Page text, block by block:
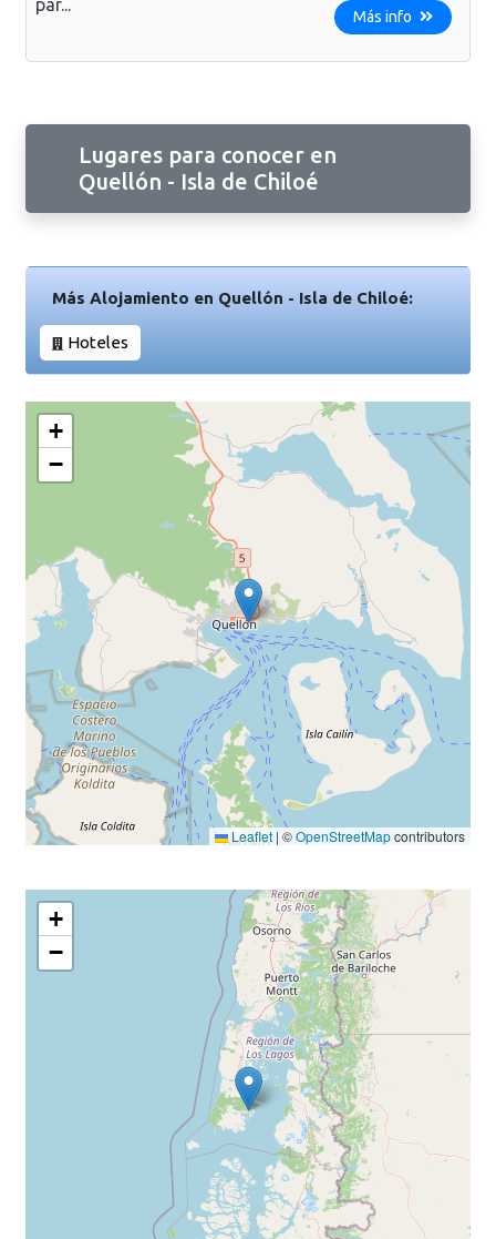
par...
Más info
Lugares para conocer en
Quellón - Isla de Chiloé
Más Alojamiento en Quellón - Isla de Chiloé:
Hoteles
+
−
Leaflet | ©OpenStreetMapcontributors
+
−